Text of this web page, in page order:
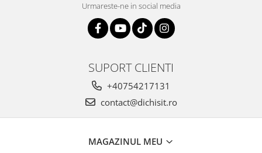
Urmareste-ne in social media
SUPORT CLIENTI
+40754217131
contact@dichisit.ro
MAGAZINUL MEU